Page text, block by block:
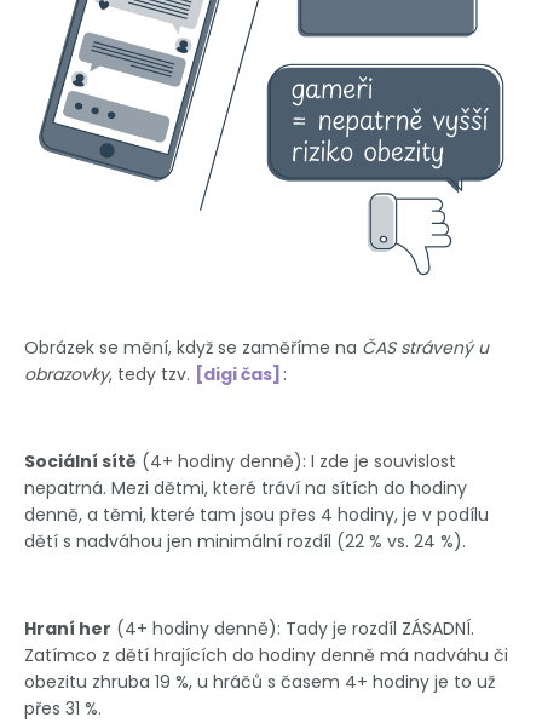
Obrázek se mění, když se zaměříme na ČAS strávený u
obrazovky, tedy tzv. digi čas :
Sociální sítě (4+ hodiny denně): I zde je souvislost
nepatrná. Mezi dětmi, které tráví na sítích do hodiny
denně, a těmi, které tam jsou přes 4 hodiny, je v podílu
dětí s nadváhou jen minimální rozdíl (22 % vs. 24 %).
Hraní her (4+ hodiny denně): Tady je rozdíl ZÁSADNÍ.
Zatímco z dětí hrajících do hodiny denně má nadváhu či
obezitu zhruba 19 %, u hráčů s časem 4+ hodiny je to už
přes 31 %.